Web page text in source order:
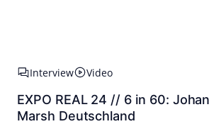
Interview Video
EXPO REAL 24 // 6 in 60:
Marsh Deutschland